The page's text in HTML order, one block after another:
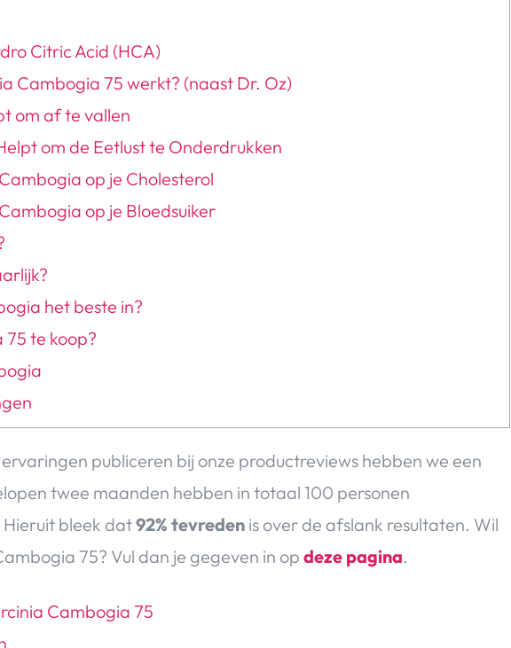
Citric Acid (HCA)
Cambogia 75 werkt? (naast Dr. Oz)
om af te vallen
om de Eetlust te Onderdrukken
op je Cholesterol
op je Bloedsuiker
het beste in?
te koop?
publiceren bij onze productreviews hebben we een
twee maanden hebben in totaal 100 personen
bleek dat92% tevreden is over de afslank resultaten. Wil
75? Vul dan je gegeven in op deze pagina.